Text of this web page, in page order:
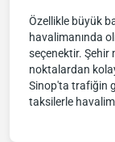
Özellikle büyük
havalimanında
seçenektir. Şehir
noktalardan
Sinop'ta trafiğin
taksilerle